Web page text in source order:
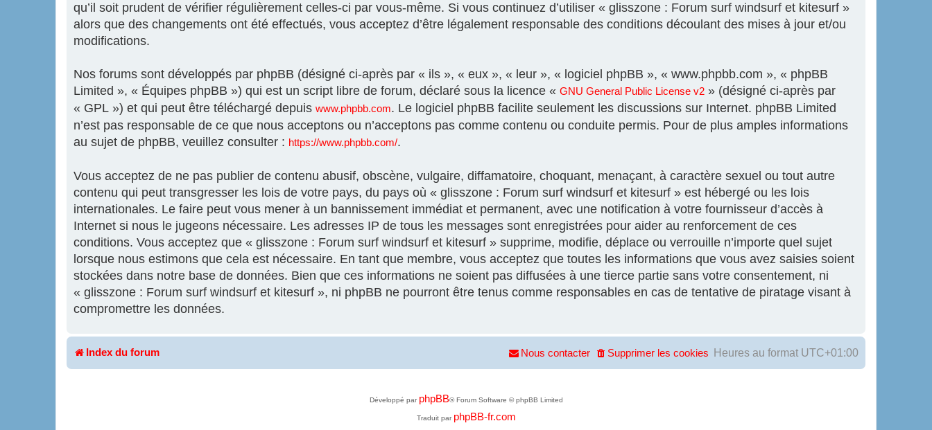
qu’il soit prudent de vérifier régulièrement celles-ci par vous-même. Si vous continuez d’utiliser « glisszone : Forum surf windsurf et kitesurf »
alors que des changements ont été effectués, vous acceptez d’être légalement responsable des conditions découlant des mises à jour et/ou
modifications.
Nos forums sont développés par phpBB (désigné ci-après par « ils », « eux », « leur », « logiciel phpBB », « www.phpbb.com », « phpBB
Limited », « Équipes phpBB ») qui est un script libre de forum, déclaré sous la licence « GNU General Public License v2 » (désigné ci-après par
« GPL ») et qui peut être téléchargé depuis www.phpbb.com. Le logiciel phpBB facilite seulement les discussions sur Internet. phpBB Limited
n’est pas responsable de ce que nous acceptons ou n’acceptons pas comme contenu ou conduite permis. Pour de plus amples informations
au sujet de phpBB, veuillez consulter : https://www.phpbb.com/.
Vous acceptez de ne pas publier de contenu abusif, obscène, vulgaire, diffamatoire, choquant, menaçant, à caractère sexuel ou tout autre
contenu qui peut transgresser les lois de votre pays, du pays où « glisszone : Forum surf windsurf et kitesurf » est hébergé ou les lois
internationales. Le faire peut vous mener à un bannissement immédiat et permanent, avec une notification à votre fournisseur d’accès à
Internet si nous le jugeons nécessaire. Les adresses IP de tous les messages sont enregistrées pour aider au renforcement de ces
conditions. Vous acceptez que « glisszone : Forum surf windsurf et kitesurf » supprime, modifie, déplace ou verrouille n’importe quel sujet
lorsque nous estimons que cela est nécessaire. En tant que membre, vous acceptez que toutes les informations que vous avez saisies soient
stockées dans notre base de données. Bien que ces informations ne soient pas diffusées à une tierce partie sans votre consentement, ni
« glisszone : Forum surf windsurf et kitesurf », ni phpBB ne pourront être tenus comme responsables en cas de tentative de piratage visant à
compromettre les données.
Index du forum Heures au format UTC+01:00
Supprimer les cookies
Nous contacter
Développé par phpBB® Forum Software © phpBB Limited
Traduit par phpBB-fr.com